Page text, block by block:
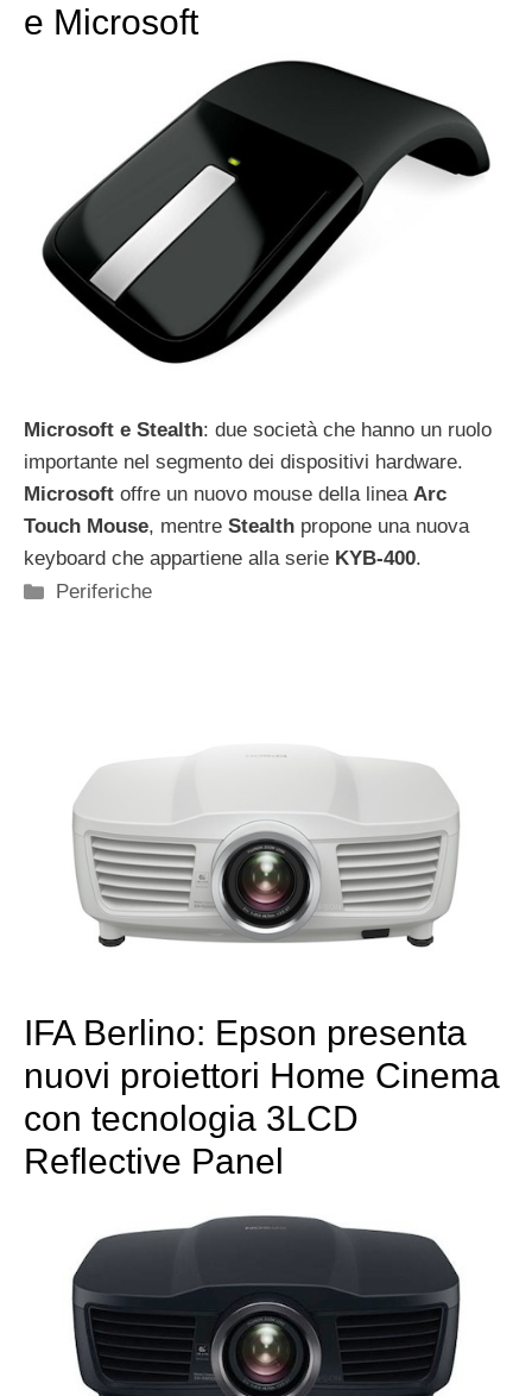
e Microsoft
Microsoft e Stealth: due società che hanno un ruolo
importante nel segmento dei dispositivi hardware.
Microsoft offre un nuovo mouse della linea Arc
Touch Mouse, mentre Stealth propone una nuova
keyboard che appartiene alla serie KYB-400.
Categorie
Periferiche
IFA Berlino: Epson presenta
nuovi proiettori Home Cinema
con tecnologia 3LCD
Reflective Panel